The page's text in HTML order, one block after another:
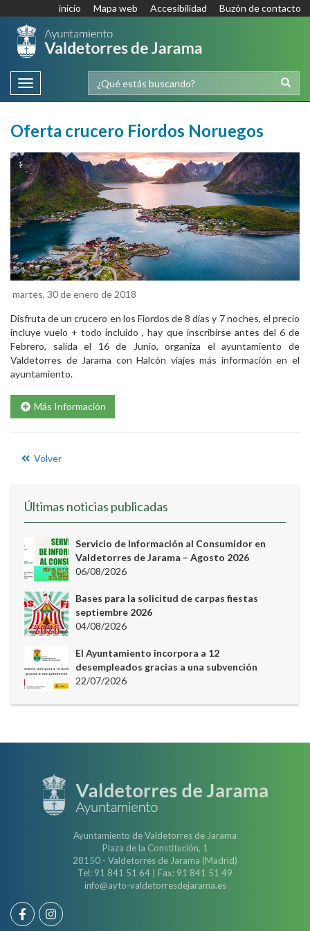
inicio Mapa web Accesibilidad Buzón de contacto
Toggle
navigation
Oferta crucero Fiordos Noruegos
martes, 30 de enero de 2018
Disfruta de un crucero en los Fiordos de 8 días y 7 noches, el precio
incluye vuelo + todo incluido , hay que inscribirse antes del 6 de
Febrero, salida el 16 de Junio, organiza el ayuntamiento de
Valdetorres de Jarama con Halcón viajes más información en el
ayuntamiento.
Más Información
Volver
Últimas noticias publicadas
Servicio de Información al Consumidor en
Valdetorres de Jarama – Agosto 2026
06/08/2026
Bases para la solicitud de carpas fiestas
septiembre 2026
04/08/2026
El Ayuntamiento incorpora a 12
desempleados gracias a una subvención
22/07/2026
Ayuntamiento de Valdetorres de Jarama
Plaza de la Constitución, 1
28150 - Valdetorres de Jarama (Madrid)
Tel: 91 841 51 64 | Fax: 91 841 51 49
info@ayto-valdetorresdejarama.es